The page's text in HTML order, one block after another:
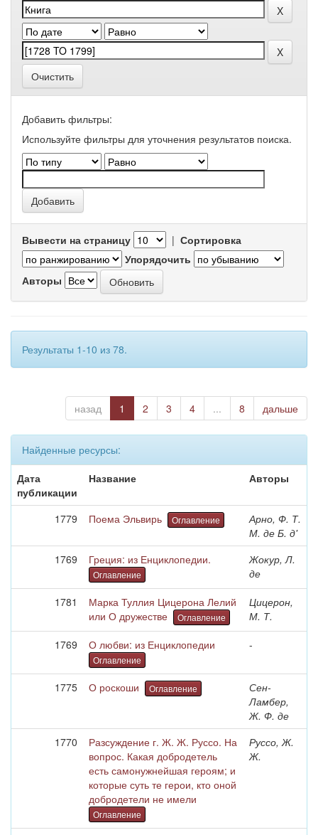
Очистить
Добавить фильтры:
Используйте фильтры для уточнения результатов поиска.
Вывести на страницу | Сортировка
Упорядочить
Авторы
Результаты 1-10 из 78.
назад 1 2 3 4 ... 8 дальше
Найденные ресурсы:
Дата
публикации
Название Авторы
1779 Поема Эльвирь Оглавление
Арно, Ф. Т.
М. де Б. д'
1769
Греция: из Енциклопедии.
Оглавление
Жокур, Л.
де
1781
Марка Туллия Цицерона Лелий
или О дружестве
Оглавление
Цицерон,
М. Т.
1769
О любви: из Енциклопедии
Оглавление
-
1775 О роскоши Оглавление
Сен-
Ламбер,
Ж. Ф. де
1770
Разсуждение г. Ж. Ж. Руссо. На
вопрос. Какая добродетель
есть самонужнейшая героям; и
которые суть те герои, кто оной
добродетели не имели
Оглавление
Руссо, Ж.
Ж.